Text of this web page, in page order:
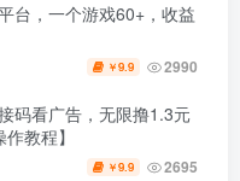
台，一个游戏60+，收益
￥9.9 2990
码看广告，无限撸1.3元
教程】
￥9.9 2695